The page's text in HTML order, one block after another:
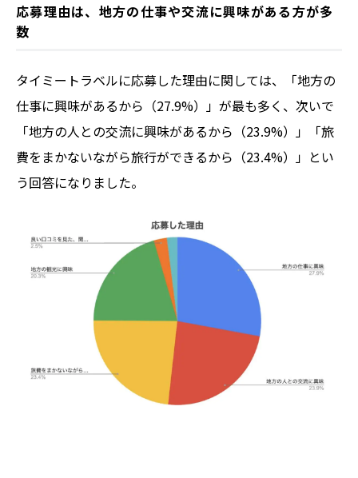
応募理由は、地方の仕事や交流に興味がある方が多
数
タイミートラベルに応募した理由に関しては、「地方の
仕事に興味があるから（27.9%）」が最も多く、次いで
「地方の人との交流に興味があるから（23.9%）」「旅
費をまかないながら旅行ができるから（23.4%）」とい
う回答になりました。